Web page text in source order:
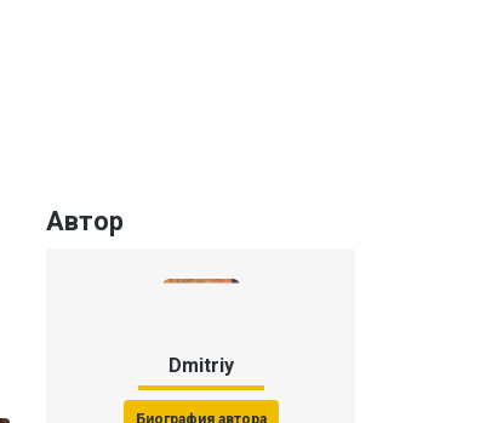
Автор
Dmitriy
Биография автора